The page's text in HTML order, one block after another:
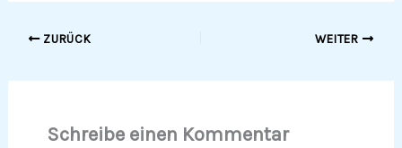
ZURÜCK WEITER
Schreibe einen Kommentar